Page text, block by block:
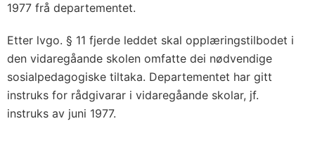
1977 frå departementet.
Etter lvgo. § 11 fjerde leddet skal opplæringstilbodet i
den vidaregåande skolen omfatte dei nødvendige
sosialpedagogiske tiltaka. Departementet har gitt
instruks for rådgivarar i vidaregåande skolar, jf.
instruks av juni 1977.